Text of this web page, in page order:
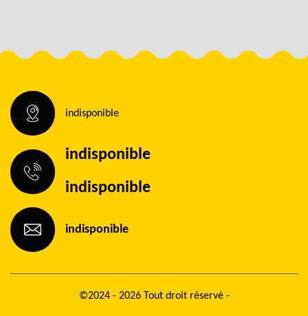
indisponible
indisponible
indisponible
indisponible
©2024 - 2026 Tout droit réservé -